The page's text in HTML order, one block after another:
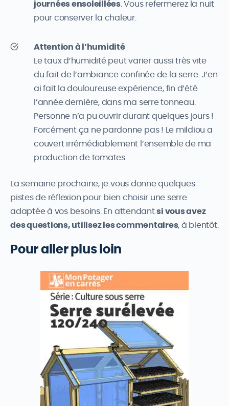
journées ensoleillées. Vous refermerez la nuit
pour conserver la chaleur.
Attention à l’humidité
Le taux d’humidité peut varier aussi très vite
du fait de l’ambiance confinée de la serre. J’en
ai fait la douloureuse expérience, fin d’été
l’année dernière, dans ma serre tonneau.
Personne n’a pu ouvrir durant quelques jours !
Forcément ça ne pardonne pas ! Le mildiou a
couvert irrémédiablement l’ensemble de ma
production de tomates
La semaine prochaine, je vous donne quelques
pistes de réflexion pour bien choisir une serre
adaptée à vos besoins. En attendantsi vous avez
des questions, utilisez les commentaires, à bientôt.
Pour aller plus loin